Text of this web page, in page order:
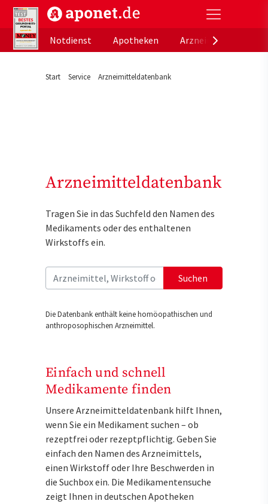
aponet.de - Das offizielle Gesundheitsportal der
Notdienst
Apotheken
Start Service Arzneimitteldatenbank
Arzneimitteldatenbank
Tragen Sie in das Suchfeld den Namen des
Medikaments oder des enthaltenen
Wirkstoffs ein.
Suchen
Die Datenbank enthält keine homöopathischen und
anthroposophischen Arzneimittel.
Einfach und schnell
Medikamente finden
Unsere Arzneimitteldatenbank hilft Ihnen,
wenn Sie ein Medikament suchen – ob
rezeptfrei oder rezeptpflichtig. Geben Sie
einfach den Namen des Arzneimittels,
einen Wirkstoff oder Ihre Beschwerden in
die Suchbox ein. Die Medikamentensuche
zeigt Ihnen in deutschen Apotheken